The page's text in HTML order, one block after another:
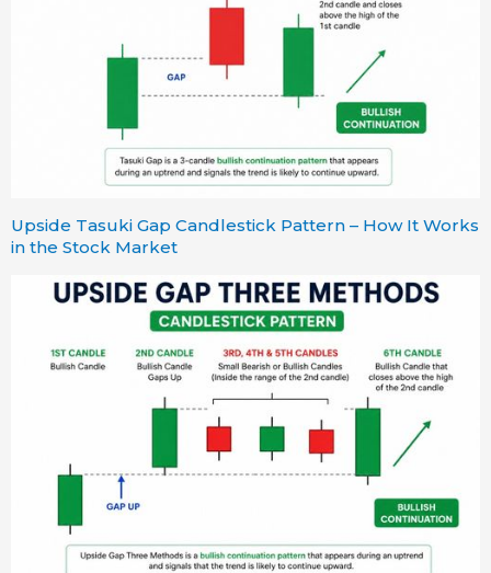
Upside Tasuki Gap Candlestick Pattern – How It Works
in the Stock Market